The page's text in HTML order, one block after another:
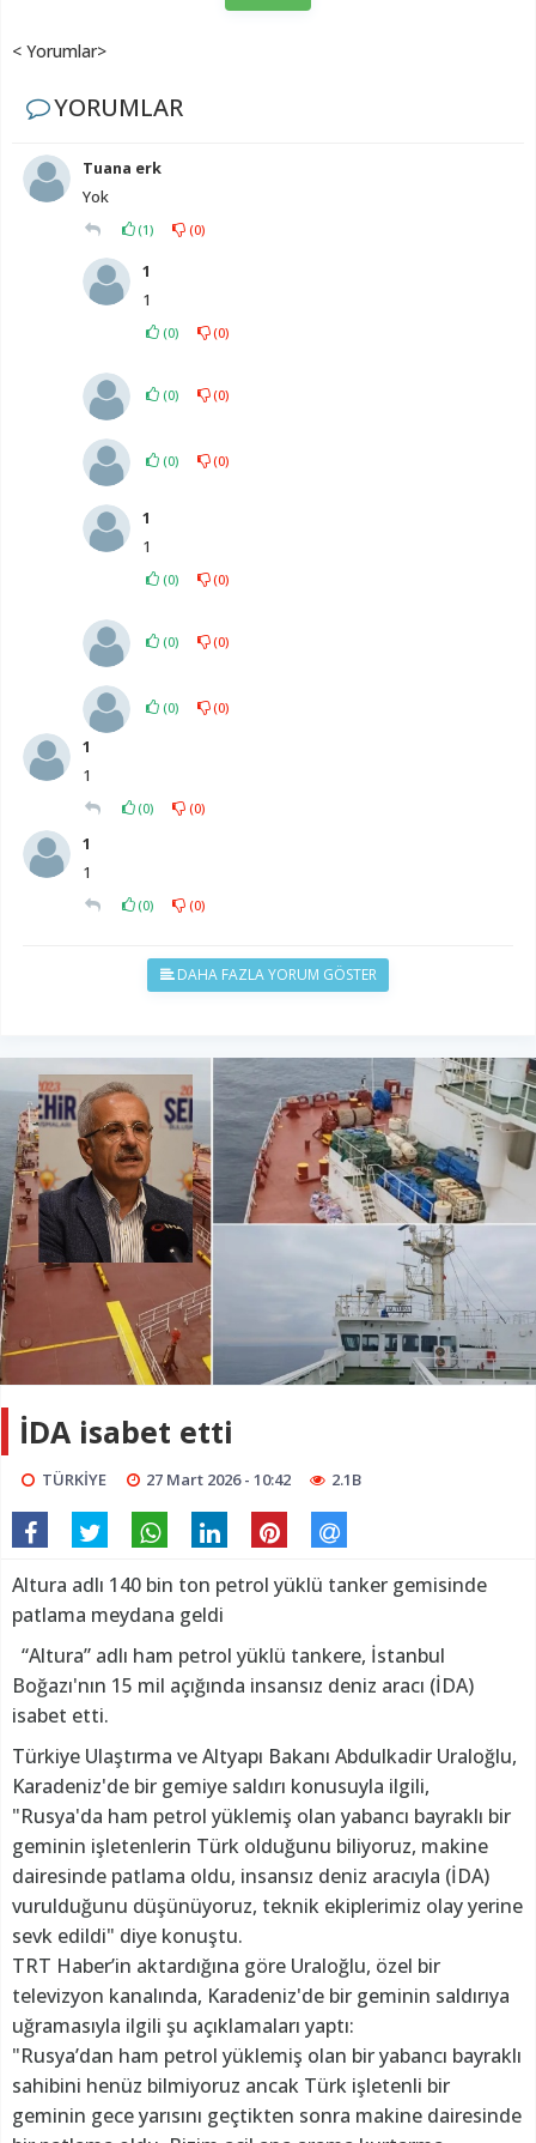
< Yorumlar>
YORUMLAR
Tuana erk
Yok
(1) (0)
1
1
(0) (0)
(0) (0)
(0) (0)
1
1
(0) (0)
(0) (0)
(0) (0)
1
1
(0) (0)
1
1
(0) (0)
DAHA FAZLA YORUM GÖSTER
İDA isabet etti
TÜRKİYE 27 Mart 2026 - 10:42 2.1B
Altura adlı 140 bin ton petrol yüklü tanker gemisinde
patlama meydana geldi
“Altura” adlı ham petrol yüklü tankere, İstanbul
Boğazı'nın 15 mil açığında insansız deniz aracı (İDA)
isabet etti.
Türkiye Ulaştırma ve Altyapı Bakanı Abdulkadir Uraloğlu,
Karadeniz'de bir gemiye saldırı konusuyla ilgili,
"Rusya'da ham petrol yüklemiş olan yabancı bayraklı bir
geminin işletenlerin Türk olduğunu biliyoruz, makine
dairesinde patlama oldu, insansız deniz aracıyla (İDA)
vurulduğunu düşünüyoruz, teknik ekiplerimiz olay yerine
sevk edildi" diye konuştu.
TRT Haber’in aktardığına göre Uraloğlu, özel bir
televizyon kanalında, Karadeniz'de bir geminin saldırıya
uğramasıyla ilgili şu açıklamaları yaptı:
"Rusya’dan ham petrol yüklemiş olan bir yabancı bayraklı
sahibini henüz bilmiyoruz ancak Türk işletenli bir
geminin gece yarısını geçtikten sonra makine dairesinde